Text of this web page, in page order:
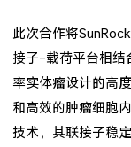
此次合作将
接子-载荷平台相结
率实体瘤设计的高
和高效的肿瘤细胞
技术，其联接子稳